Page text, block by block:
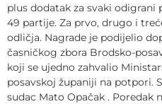
plus dodatak za svaki odigrani
49 partije. Za prvo, drugo i
odličja. Nagrade je podijelio
časničkog zbora Brodsko-
koji se ujedno zahvalio
posavskoj županiji na potpori.
sudac Mato Opačak . Poredak